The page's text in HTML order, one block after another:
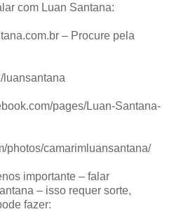
com Luan Santana:
– Procure pela
luansantana
pages/Luan-Santana-
photos/camarimluansantana/
importante – falar
– isso requer sorte,
fazer: